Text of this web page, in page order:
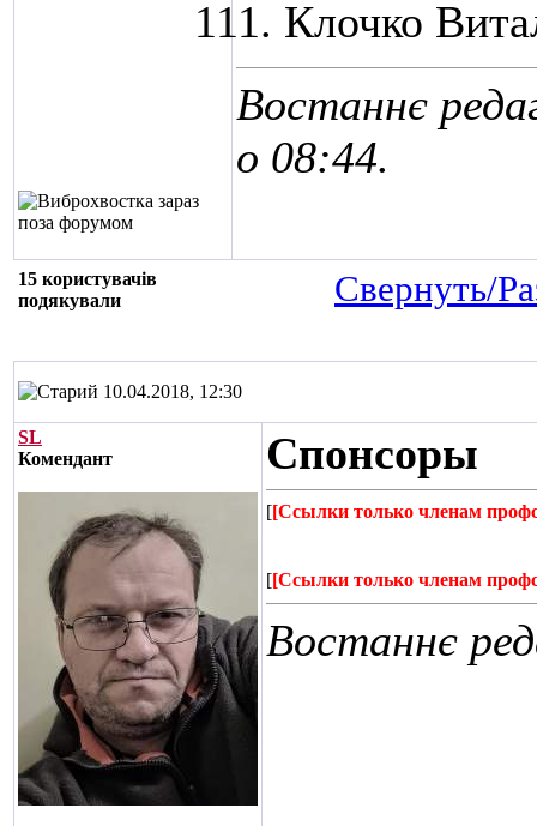
Клочко
Востаннє
о 08:44.
15 користувачів
подякували
Свернуть/
10.04.2018, 12:30
SL
Комендант
Спонсоры
[[Ссылки только членам
[[Ссылки только членам
Востаннє